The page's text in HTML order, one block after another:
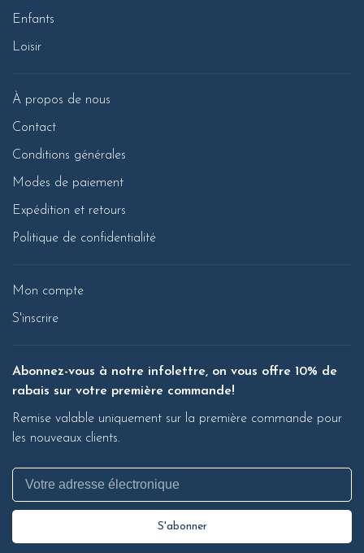
Enfants
Loisir
À propos de nous
Contact
Conditions générales
Modes de paiement
Expédition et retours
Politique de confidentialité
Mon compte
S'inscrire
Abonnez-vous à notre infolettre, on vous offre 10% de
rabais sur votre première commande!
Remise valable uniquement sur la première commande pour
les nouveaux clients.
S'abonner